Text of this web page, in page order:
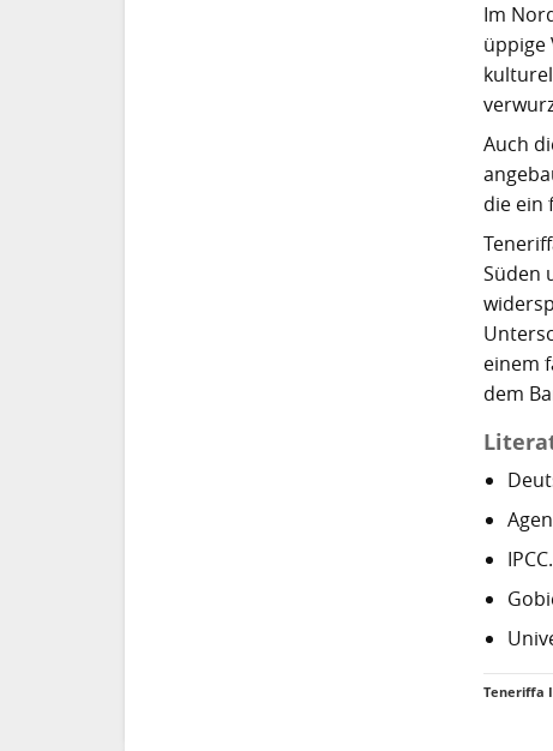
Im
üppige
Auch
die ein
Süden
einem
dem
Teneriffa